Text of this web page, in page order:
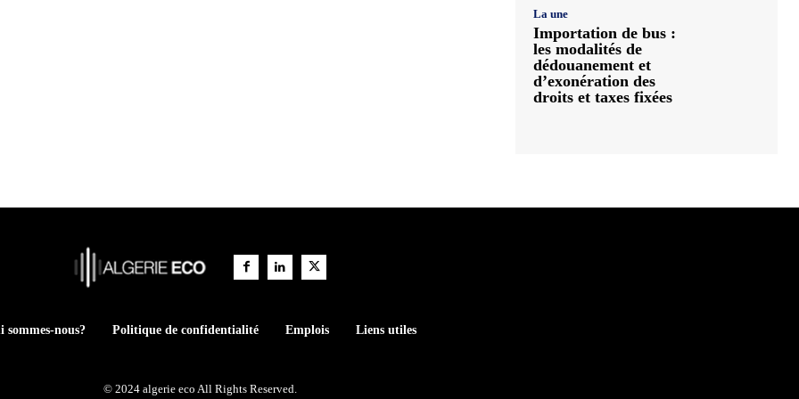
La une
Importation de bus :
les modalités de
dédouanement et
d’exonération des
droits et taxes fixées
sommes-nous? Politique de confidentialité Emplois Liens utiles
© 2024 algerie eco All Rights Reserved.